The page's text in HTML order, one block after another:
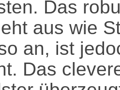
Das
aus wie
an, ist
Das